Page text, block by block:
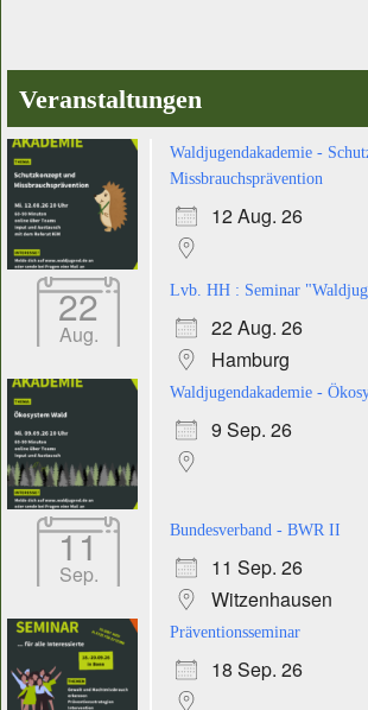
Veranstaltungen
Waldjugendakademie -
Missbrauchsprävention
12 Aug. 26
22
Aug.
Lvb. HH : Seminar
22 Aug. 26
Hamburg
Waldjugendakademie -
9 Sep. 26
11
Sep.
Bundesverband - BWR II
11 Sep. 26
Witzenhausen
Präventionsseminar
18 Sep. 26